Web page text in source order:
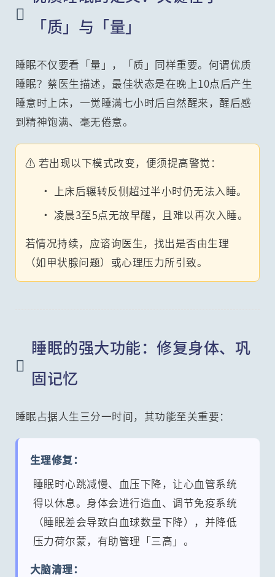

「质」与「量」
睡眠不仅要看「量」，「质」同样重要。何谓优质
睡眠？蔡医生描述，最佳状态是在晚上10点后产生
睡意时上床，一觉睡满七小时后自然醒来，醒后感
到精神饱满、毫无倦意。
⚠️ 若出现以下模式改变，便须提高警觉：
• 上床后辗转反侧超过半小时仍无法入睡。
• 凌晨3至5点无故早醒，且难以再次入睡。
若情况持续，应谘询医生，找出是否由生理
（如甲状腺问题）或心理压力所引致。

睡眠的强大功能：修复身体、巩
固记忆
睡眠占据人生三分一时间，其功能至关重要：
生理修复：
睡眠时心跳减慢、血压下降，让心血管系统
得以休息。身体会进行造血、调节免疫系统
（睡眠差会导致白血球数量下降），并降低
压力荷尔蒙，有助管理「三高」。
大脑清理：